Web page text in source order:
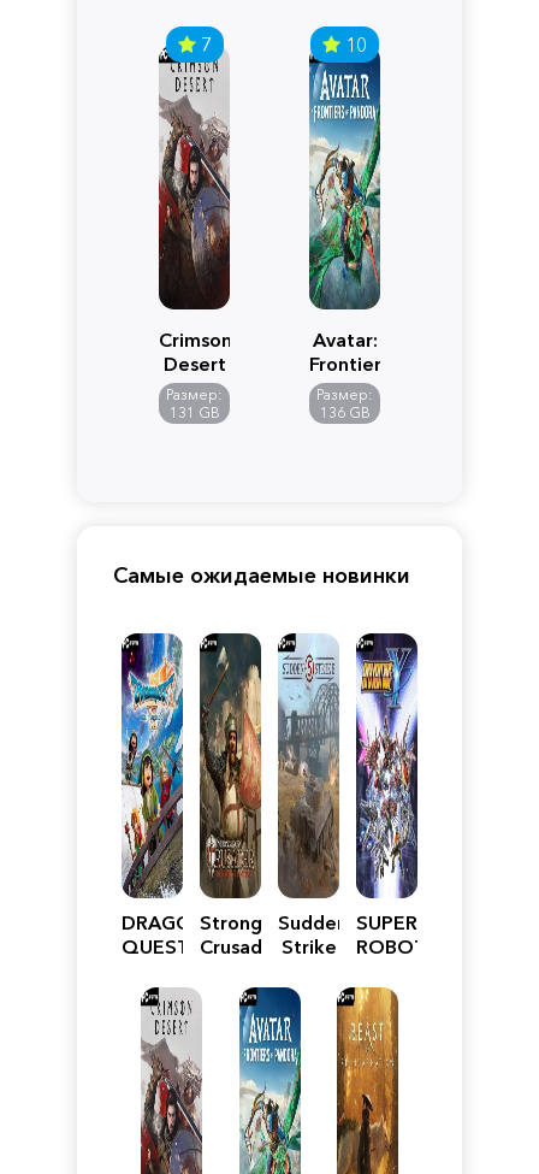
7
Crimson
Desert
Размер:
131 GB
10
Avatar:
Frontiers
of
Pandora
Размер:
136 GB
Самые ожидаемые новинки
DRAGON
QUEST
Reimagined
Stronghold
Crusader:
Edition
Sudden
Strike
SUPER
ROBOT
Y